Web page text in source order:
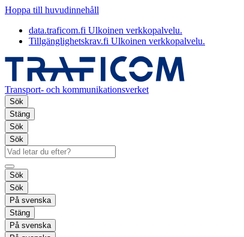
Hoppa till huvudinnehåll
data.traficom.fi Ulkoinen verkkopalvelu.
Tillgänglighetskrav.fi Ulkoinen verkkopalvelu.
Transport- och kommunikationsverket
Sök
Stäng
Sök
Sök
Sök
Sök
På svenska
Stäng
På svenska